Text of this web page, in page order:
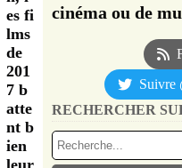
es fi
lms
de
201
7 b
atte
nt b
ien
leur
cinéma ou de
Suivre
RECHERCHER